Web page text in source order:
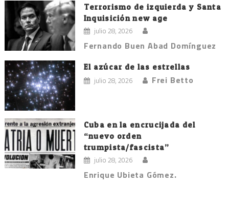
Terrorismo de izquierda y Santa
Inquisición new age
julio 28, 2026
Fernando Buen Abad Domínguez
El azúcar de las estrellas
julio 28, 2026 Frei Betto
Cuba en la encrucijada del
“nuevo orden
trumpista/fascista”
julio 28, 2026
Enrique Ubieta Gómez.